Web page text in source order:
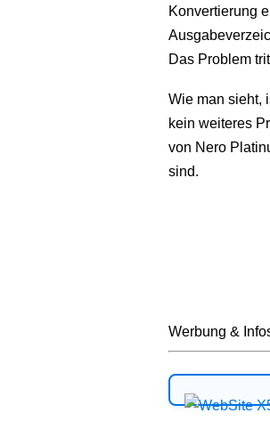
Konvertierung
Das Problem
Wie man sieht,
kein weiteres
von Nero
sind.
Werbung &